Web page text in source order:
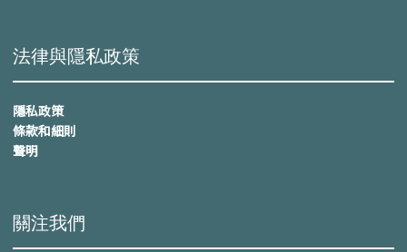
法律與隱私政策
隱私政策
條款和細則
聲明
關注我們